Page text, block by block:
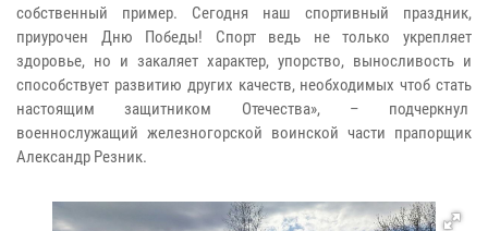
собственный пример. Сегодня наш спортивный праздник,
приурочен Дню Победы! Спорт ведь не только укрепляет
здоровье, но и закаляет характер, упорство, выносливость и
способствует развитию других качеств, необходимых чтоб стать
настоящим защитником Отечества», – подчеркнул
военнослужащий железногорской воинской части прапорщик
Александр Резник.